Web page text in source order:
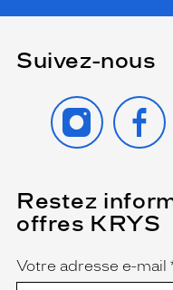
Suivez-nous
INSTAGRAM
Restez
offres KRYS
Name
Votre adresse e-mail
(Ce
champ
est